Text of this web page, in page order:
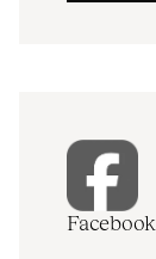
Facebook